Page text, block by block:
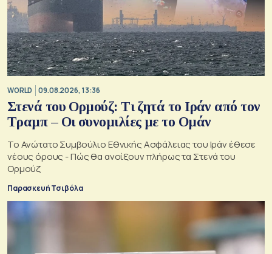
WORLD 09.08.2026, 13:36
Στενά του Ορμούζ: Τι ζητά το Ιράν από τον
Τραμπ – Οι συνομιλίες με το Ομάν
Το Ανώτατο Συμβούλιο Εθνικής Ασφάλειας του Ιράν έθεσε
νέους όρους - Πώς θα ανοίξουν πλήρως τα Στενά του
Ορμούζ
Παρασκευή Τσιβόλα